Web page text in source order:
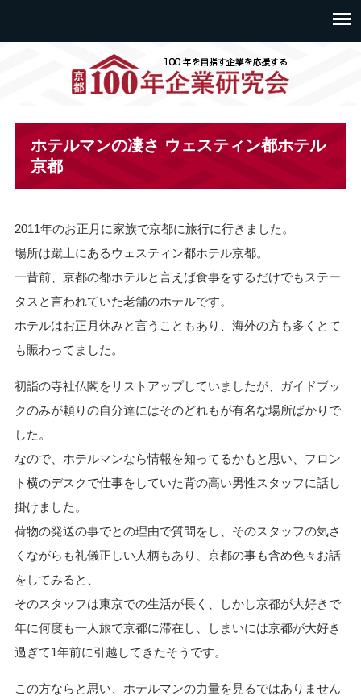
ホテルマンの凄さ ウェスティン都ホテル
京都
2011年のお正月に家族で京都に旅行に行きました。
場所は蹴上にあるウェスティン都ホテル京都。
一昔前、京都の都ホテルと言えば食事をするだけでもステー
タスと言われていた老舗のホテルです。
ホテルはお正月休みと言うこともあり、海外の方も多くとて
も賑わってました。
初詣の寺社仏閣をリストアップしていましたが、ガイドブッ
クのみが頼りの自分達にはそのどれもが有名な場所ばかりで
した。
なので、ホテルマンなら情報を知ってるかもと思い、フロン
ト横のデスクで仕事をしていた背の高い男性スタッフに話し
掛けました。
荷物の発送の事でとの理由で質問をし、そのスタッフの気さ
くながらも礼儀正しい人柄もあり、京都の事も含め色々お話
をしてみると、
そのスタッフは東京での生活が長く、しかし京都が大好きで
年に何度も一人旅で京都に滞在し、しまいには京都が大好き
過ぎて1年前に引越してきたそうです。
この方ならと思い、ホテルマンの力量を見るではありません